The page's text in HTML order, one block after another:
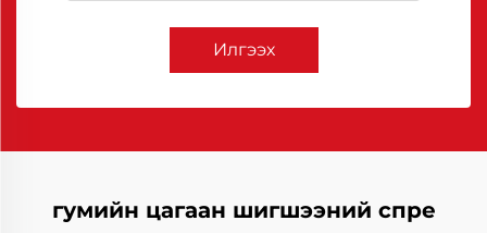
Илгээх
гумийн цагаан шигшээний спре